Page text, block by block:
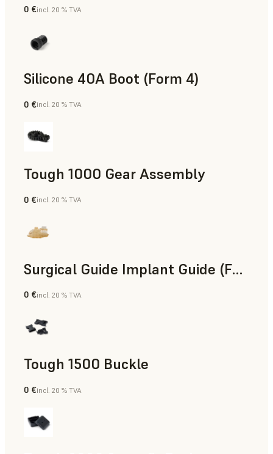
Ingénierie
0 €incl. 20 % TVA
Silicone 40A Boot (Form 4)
Ingénierie
0 €incl. 20 % TVA
Tough 1000 Gear Assembly
Ingénierie
0 €incl. 20 % TVA
Surgical Guide Implant Guide (Form 4)
Dentaire
0 €incl. 20 % TVA
Tough 1500 Buckle
Ingénierie
0 €incl. 20 % TVA